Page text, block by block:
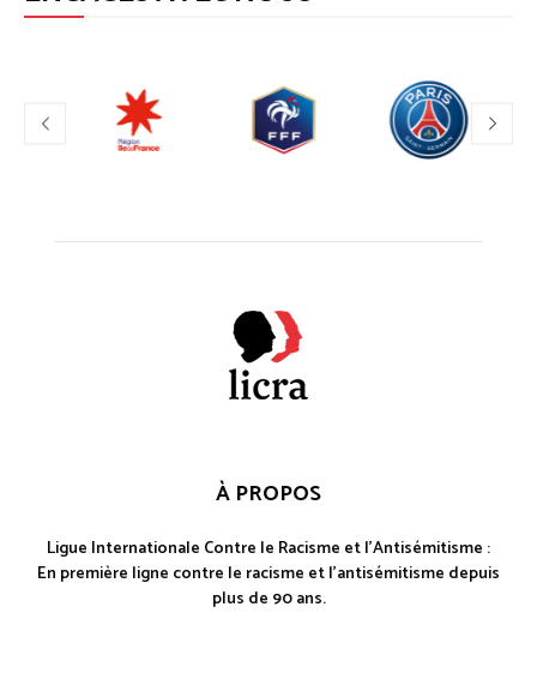
À PROPOS
Ligue Internationale Contre le Racisme et l'Antisémitisme :
En première ligne contre le racisme et l'antisémitisme depuis
plus de 90 ans.